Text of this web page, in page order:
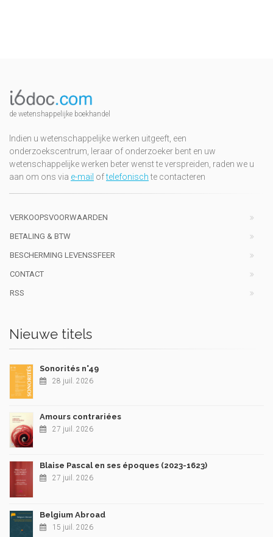
de wetenshappelijke boekhandel
Indien u wetenschappelijke werken uitgeeft, een
onderzoekscentrum, leraar of onderzoeker bent en uw
wetenschappelijke werken beter wenst te verspreiden, raden we u
aan om ons via e-mail oftelefonischte contacteren
VERKOOPSVOORWAARDEN
BETALING & BTW
BESCHERMING LEVENSSFEER
CONTACT
RSS
Nieuwe titels
Sonorités n°49
28 juil. 2026
Amours contrariées
27 juil. 2026
Blaise Pascal en ses époques (2023-1623)
27 juil. 2026
Belgium Abroad
15 juil. 2026